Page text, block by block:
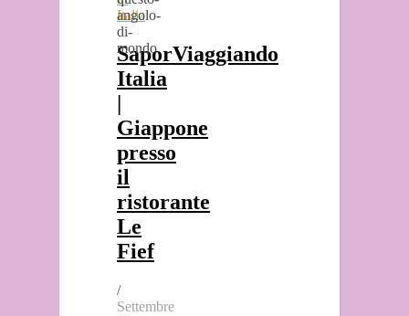
Italia
SaporViaggiando
Italia
|
Giappone
presso
il
ristorante
Le
Fief
/
Settembre